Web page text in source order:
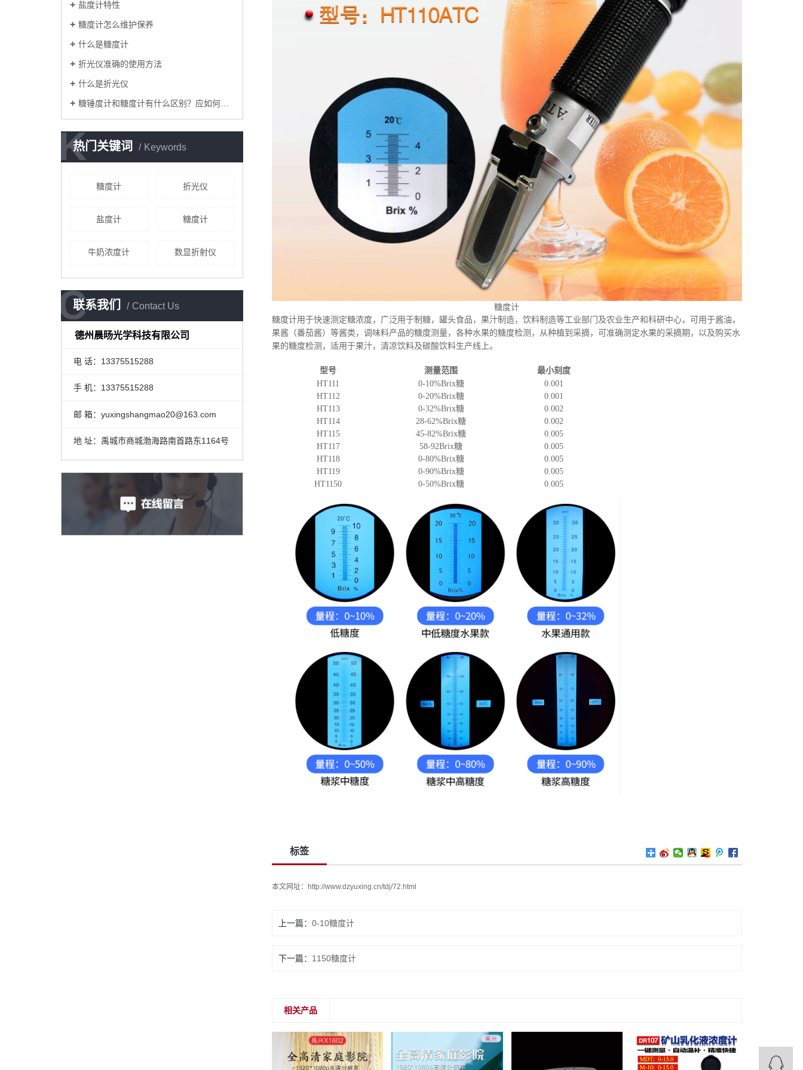
盐度计特性
糖度计怎么维护保养
什么是糖度计
折光仪准确的使用方法
什么是折光仪
糖锤度计和糖度计有什么区别？应如何使用？
热门关键词 Keywords
K
K
糖度计 折光仪
盐度计 糖度计
牛奶浓度计 数显折射仪
联系我们 Contact Us
C
C
德州晨旸光学科技有限公司
电 话：13375515288
手 机：13375515288
邮 箱：yuxingshangmao20@163.com
地 址：禹城市商城渤海路南首路东1164号
糖度计
糖度计用于快速测定糖浓度， 广泛用于制糖， 罐头食品 ， 果汁制造， 饮料制造等工业部门及农业生产和科研中心， 可用于酱油 ，
果酱 （番茄酱）等酱类，调味料产品的糖度测量，各种水果的糖度检测，从种植到采摘，可准确测定水果的采摘期，以及购买水
果的糖度检测，适用于果汁，清凉饮料及碳酸饮料生产线上。
型号 测量范围
最小刻度
HT111
0-10%Brix糖
0.001
HT112
0-20%Brix糖
0.001
HT113
0-32%Brix糖
0.002
HT114
28-62%Brix糖
0.002
HT115
45-82%Brix糖
0.005
HT117
58-92Brix糖
0.005
HT118
0-80%Brix糖
0.005
HT119
0-90%Brix糖
0.005
HT1150
0-50%Brix糖 0.005
标签
本文网址： http://www.dzyuxing.cn/tdj/72.html
上一篇 0-10糖度计
下一篇 1150糖度计
相关产品